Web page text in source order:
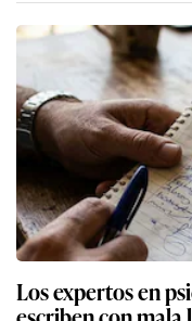
Los expertos en